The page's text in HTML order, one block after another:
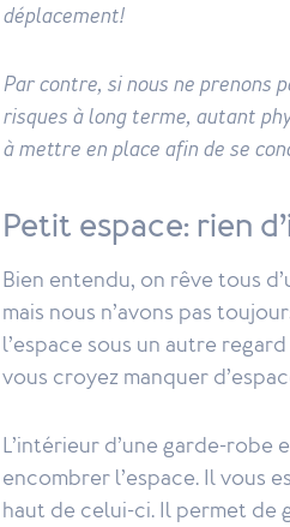
déplacement!
Par contre, si nous ne prenons
risques à long terme, autant
à mettre en place afin de se
Petit espace: rien
Bien entendu, on rêve tous
mais nous n’avons pas
l’espace sous un autre
vous croyez manquer
L’intérieur d’une garde-
encombrer l’espace. Il vous
haut de celui-ci. Il permet de